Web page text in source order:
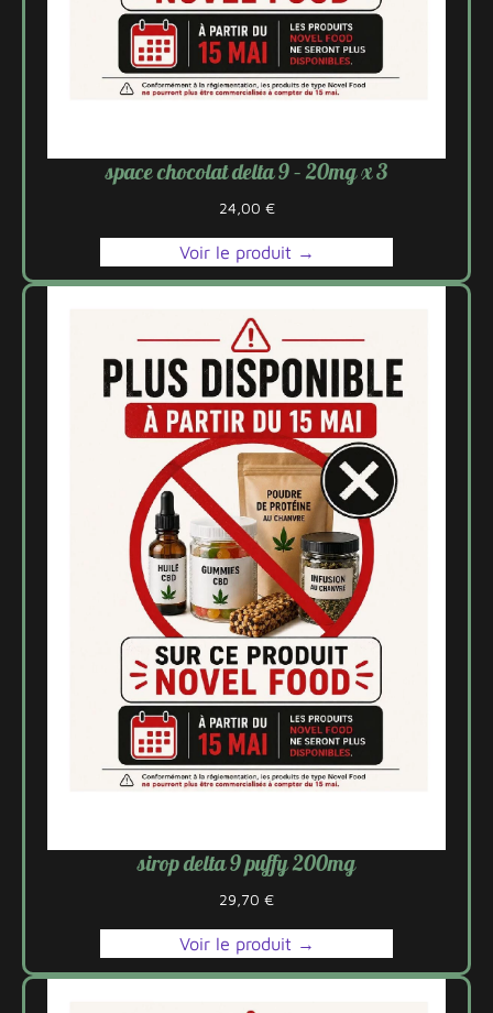
space chocolat delta 9 – 20mg x 3
24,00 €
Voir le produit →
sirop delta 9 puffy 200mg
29,70 €
Voir le produit →